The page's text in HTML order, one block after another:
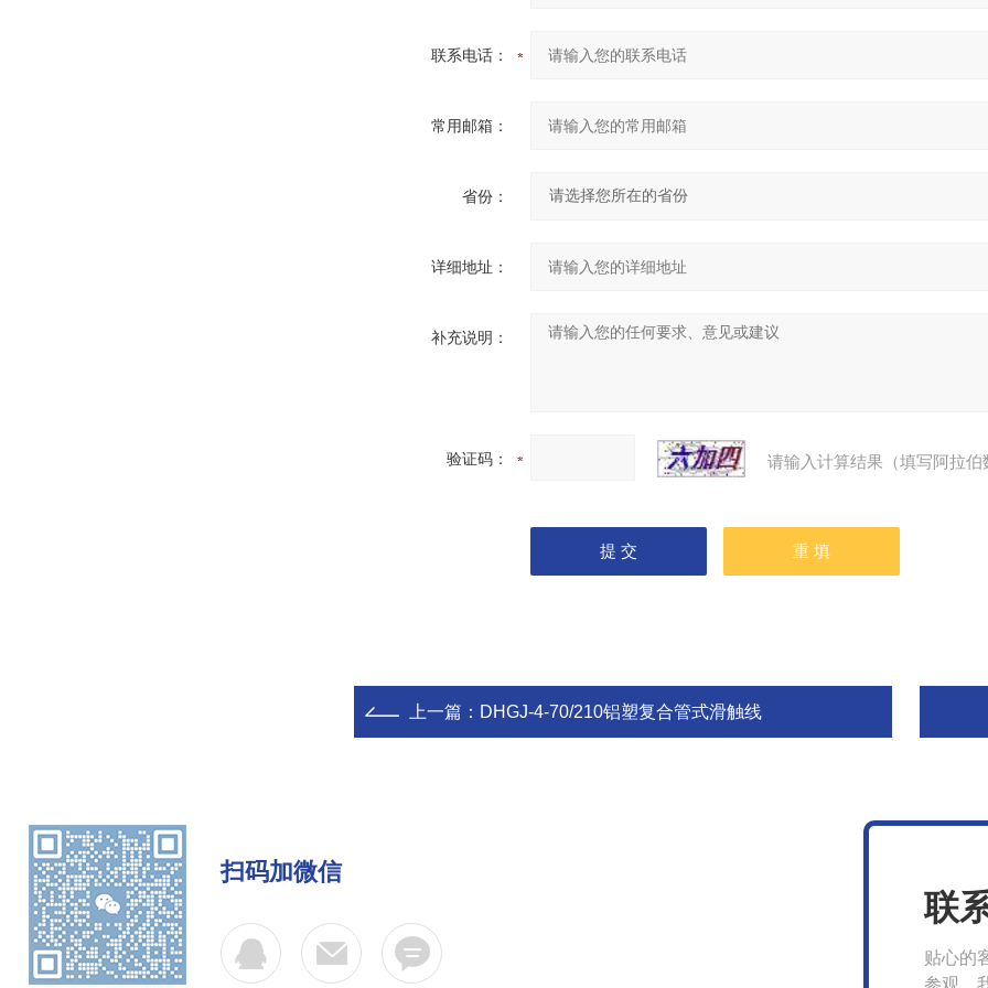
联系电话：
常用邮箱：
省份：
详细地址：
补充说明：
验证码： 请输入计算结果（填写阿拉
上一篇： DHGJ-4-70/210铝塑复合管式滑触线
扫码加微信
联
贴心的
参观，